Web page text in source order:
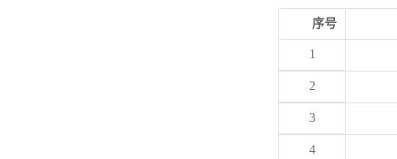
序号
1
2
3
4